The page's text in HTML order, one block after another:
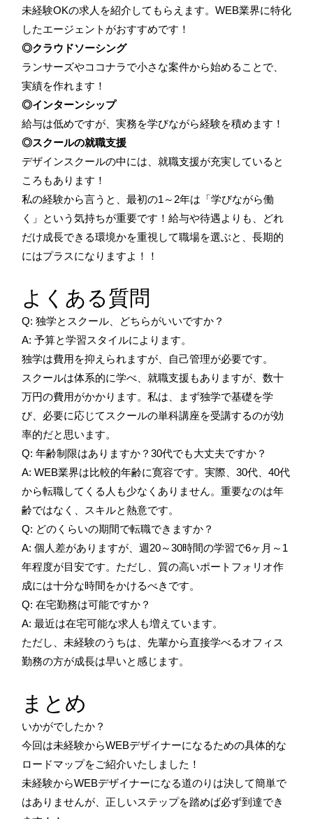
未経験OKの求人を紹介してもらえます。WEB業界に特化
したエージェントがおすすめです！
◎クラウドソーシング
ランサーズやココナラで小さな案件から始めることで、
実績を作れます！
◎インターンシップ
給与は低めですが、実務を学びながら経験を積めます！
◎スクールの就職支援
デザインスクールの中には、就職支援が充実していると
ころもあります！
私の経験から言うと、最初の1～2年は「学びながら働
く」という気持ちが重要です！給与や待遇よりも、どれ
だけ成長できる環境かを重視して職場を選ぶと、長期的
にはプラスになりますよ！！
よくある質問
Q: 独学とスクール、どちらがいいですか？
A: 予算と学習スタイルによります。
独学は費用を抑えられますが、自己管理が必要です。
スクールは体系的に学べ、就職支援もありますが、数十
万円の費用がかかります。私は、まず独学で基礎を学
び、必要に応じてスクールの単科講座を受講するのが効
率的だと思います。
Q: 年齢制限はありますか？30代でも大丈夫ですか？
A: WEB業界は比較的年齢に寛容です。実際、30代、40代
から転職してくる人も少なくありません。重要なのは年
齢ではなく、スキルと熱意です。
Q: どのくらいの期間で転職できますか？
A: 個人差がありますが、週20～30時間の学習で6ヶ月～1
年程度が目安です。ただし、質の高いポートフォリオ作
成には十分な時間をかけるべきです。
Q: 在宅勤務は可能ですか？
A: 最近は在宅可能な求人も増えています。
ただし、未経験のうちは、先輩から直接学べるオフィス
勤務の方が成長は早いと感じます。
まとめ
いかがでしたか？
今回は未経験からWEBデザイナーになるための具体的な
ロードマップをご紹介いたしました！
未経験からWEBデザイナーになる道のりは決して簡単で
はありませんが、正しいステップを踏めば必ず到達でき